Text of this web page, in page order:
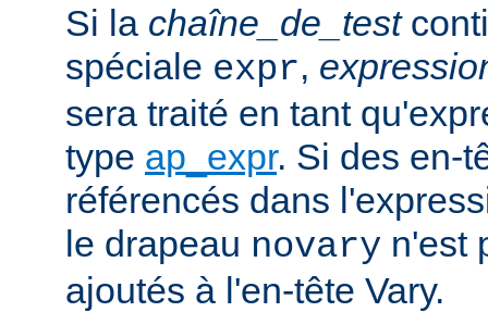
Si la chaîne_de_test
spéciale expr,
sera traité en tant
type ap_expr. Si des en-
référencés dans
le drapeau novary n'est
ajoutés à l'en-tête Vary.